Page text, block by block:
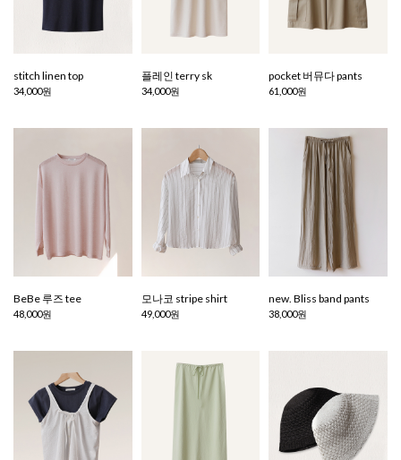
stitch linen top
34,000원
플레인 terry sk
34,000원
pocket 버뮤다 pants
61,000원
BeBe 루즈 tee
48,000원
모나코 stripe shirt
49,000원
new. Bliss band pants
38,000원